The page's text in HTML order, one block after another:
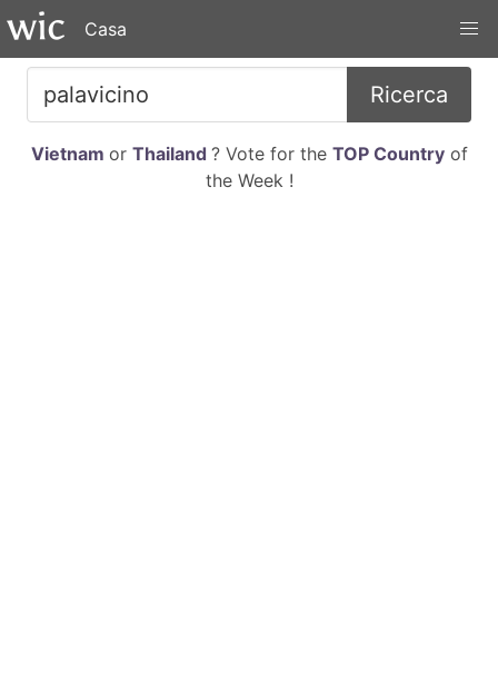
Casa
Ricerca
Vietnam or Thailand ? Vote for the TOP Countryof
the Week !